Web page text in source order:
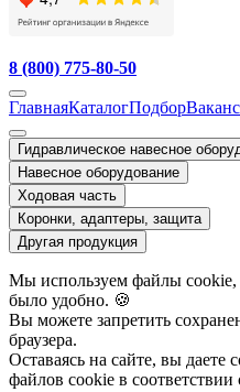
8 (800) 775-80-50
ГлавнаяКаталогПодбор
Гидравлическое навесное
Навесное оборудование
Ходовая часть
Коронки, адаптеры, защита
Другая продукция
Мы используем файлы cookie,
было удобно. 🍪
Вы можете запретить
браузера.
Оставаясь на сайте, вы даете
файлов cookie в соответствии